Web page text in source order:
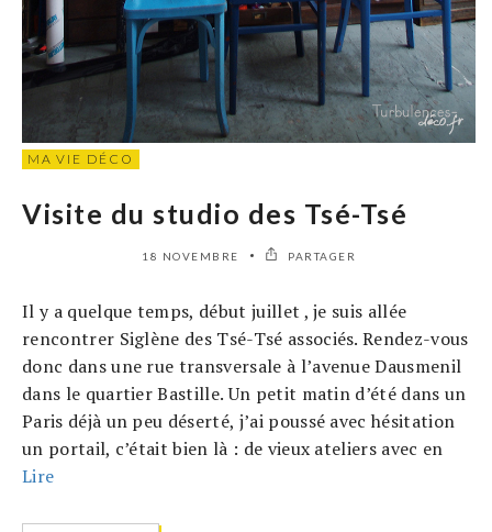
MA VIE DÉCO
Visite du studio des Tsé-Tsé
18 NOVEMBRE PARTAGER
Il y a quelque temps, début juillet , je suis allée
rencontrer Siglène des Tsé-Tsé associés. Rendez-vous
donc dans une rue transversale à l’avenue Dausmenil
dans le quartier Bastille. Un petit matin d’été dans un
Paris déjà un peu déserté, j’ai poussé avec hésitation
un portail, c’était bien là : de vieux ateliers avec en
Lire